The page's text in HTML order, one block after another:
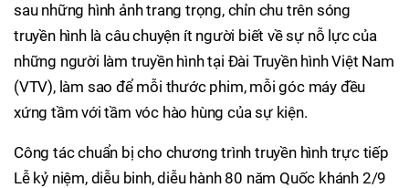
sau những hình ảnh trang trọng, chỉn chu trên sóng
truyền hình là câu chuyện ít người biết về sự nỗ lực của
những người làm truyền hình tại Đài Truyền hình Việt Nam
(VTV), làm sao để mỗi thước phim, mỗi góc máy đều
xứng tầm với tầm vóc hào hùng của sự kiện.
Công tác chuẩn bị cho chương trình truyền hình trực tiếp
Lễ kỷ niệm, diễu binh, diễu hành 80 năm Quốc khánh 2/9